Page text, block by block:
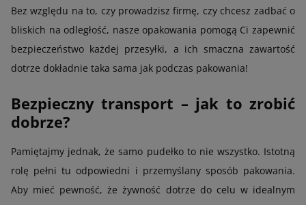
Bez względu na to, czy prowadzisz firmę, czy chcesz zadbać o
bliskich na odległość, nasze opakowania pomogą Ci zapewnić
bezpieczeństwo każdej przesyłki, a ich smaczna zawartość
dotrze dokładnie taka sama jak podczas pakowania!
Bezpieczny transport – jak to zrobić
dobrze?
Pamiętajmy jednak, że samo pudełko to nie wszystko. Istotną
rolę pełni tu odpowiedni i przemyślany sposób pakowania.
Aby mieć pewność, że żywność dotrze do celu w idealnym